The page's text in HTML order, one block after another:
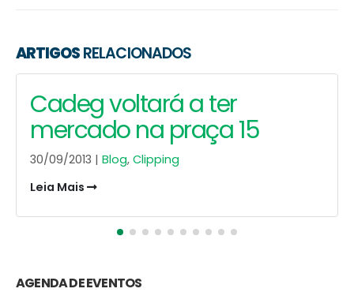
ARTIGOSRELACIONADOS
O melhor tempero é o da
vovó
30/09/2013 | Blog, Clipping
Leia Mais
AGENDA DE EVENTOS